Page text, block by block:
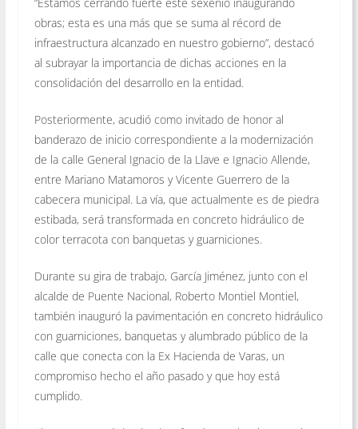
obras; esta es una más que se suma al récord de
infraestructura alcanzado en nuestro gobierno”, destacó
al subrayar la importancia de dichas acciones en la
consolidación del desarrollo en la entidad.
Posteriormente, acudió como invitado de honor al
banderazo de inicio correspondiente a la modernización
de la calle General Ignacio de la Llave e Ignacio Allende,
entre Mariano Matamoros y Vicente Guerrero de la
cabecera municipal. La vía, que actualmente es de piedra
estibada, será transformada en concreto hidráulico de
color terracota con banquetas y guarniciones.
Durante su gira de trabajo, García Jiménez, junto con el
alcalde de Puente Nacional, Roberto Montiel Montiel,
también inauguró la pavimentación en concreto hidráulico
con guarniciones, banquetas y alumbrado público de la
calle que conecta con la Ex Hacienda de Varas, un
compromiso hecho el año pasado y que hoy está
cumplido.